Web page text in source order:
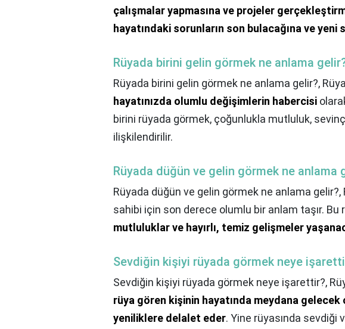
çalışmalar yapmasına ve projeler
hayatındaki sorunların son bulacağına ve
Rüyada birini gelin görmek ne anlama
Rüyada birini gelin görmek ne anlama gelir?,
hayatınızda olumlu değişimlerin habercisi
birini rüyada görmek, çoğunlukla mutluluk,
ilişkilendirilir.
Rüyada düğün ve gelin görmek ne anlama
Rüyada düğün ve gelin görmek ne anlama gelir?,
sahibi için son derece olumlu bir anlam taşır. Bu
mutluluklar ve hayırlı, temiz gelişmeler
Sevdiğin kişiyi rüyada görmek neye
Sevdiğin kişiyi rüyada görmek neye işarettir?,
rüya gören kişinin hayatında meydana
yeniliklere delalet eder. Yine rüyasında sevdiği